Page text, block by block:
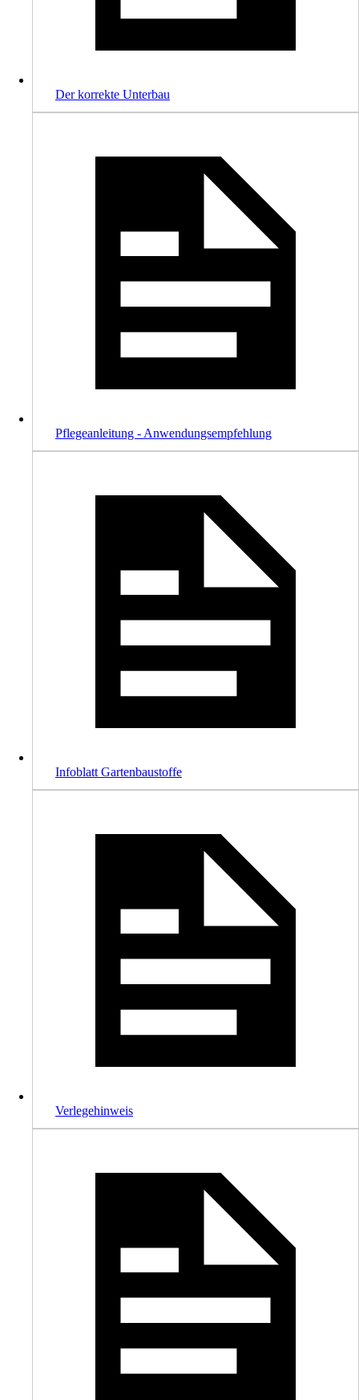
Der korrekte Unterbau
Pflegeanleitung - Anwendungsempfehlung
Infoblatt Gartenbaustoffe
Verlegehinweis